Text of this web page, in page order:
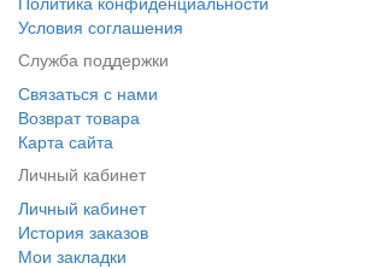
Условия соглашения
Служба поддержки
Связаться с нами
Возврат товара
Карта сайта
Личный кабинет
Личный кабинет
История заказов
Мои закладки